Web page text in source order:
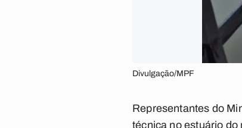
Divulgação/MPF
Representantes do
técnica no estuário